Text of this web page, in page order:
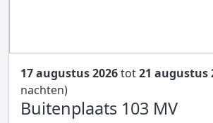
17 augustus 2026tot21 augustus
nachten)
Buitenplaats 103 MV